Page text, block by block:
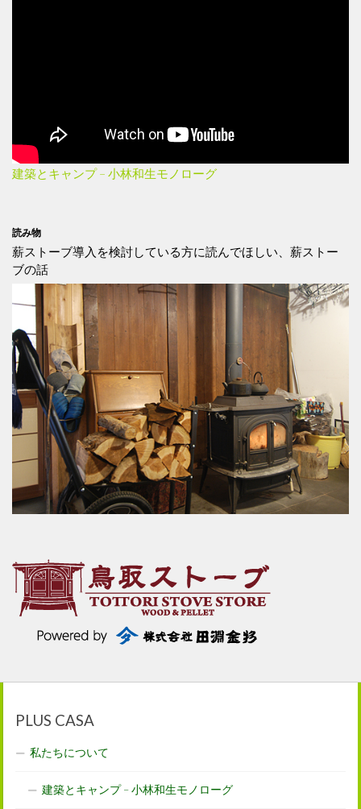
建築とキャンプ – 小林和生モノローグ
読み物
薪ストーブ導入を検討している方に読んでほしい、薪ストー
ブの話
PLUS CASA
私たちについて
建築とキャンプ – 小林和生モノローグ